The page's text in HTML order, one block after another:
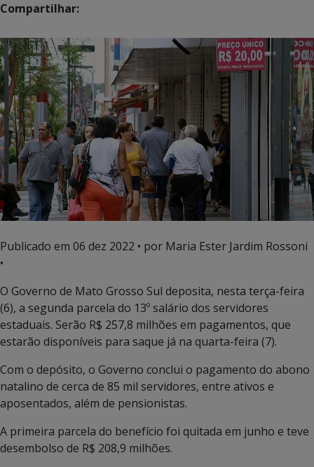
Compartilhar:
Publicado em 06 dez 2022 • por Maria Ester Jardim Rossoni
•
O Governo de Mato Grosso Sul deposita, nesta terça-feira
(6), a segunda parcela do 13º salário dos servidores
estaduais. Serão R$ 257,8 milhões em pagamentos, que
estarão disponíveis para saque já na quarta-feira (7).
Com o depósito, o Governo conclui o pagamento do abono
natalino de cerca de 85 mil servidores, entre ativos e
aposentados, além de pensionistas.
A primeira parcela do benefício foi quitada em junho e teve
desembolso de R$ 208,9 milhões.